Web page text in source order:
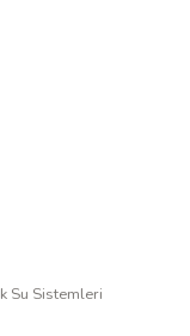
Su Sistemleri